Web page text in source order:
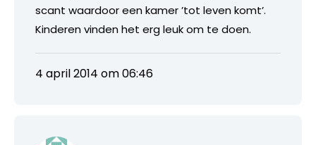
scant waardoor een kamer ’tot leven komt’.
Kinderen vinden het erg leuk om te doen.
4 april 2014 om 06:46